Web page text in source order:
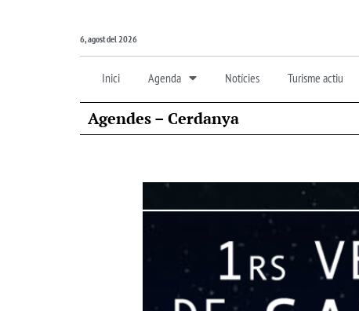
6, agost del 2026
Inici Agenda Notícies Turisme actiu
Agendes – Cerdanya